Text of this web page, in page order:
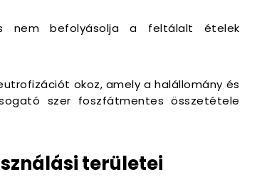
nem befolyásolja a feltálalt ételek
okoz, amely a halállomány és
szer foszfátmentes összetétele
területei